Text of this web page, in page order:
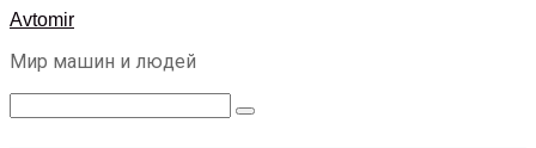
Перейти
контенту
Avtomir
Мир машин и людей
Поиск: